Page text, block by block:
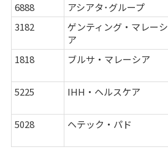
6888 アシアタ･グループ
3182
ゲンティング・マレーシ
ア
1818 ブルサ・マレーシア
5225 IHH・ヘルスケア
5028 ヘテック・パド